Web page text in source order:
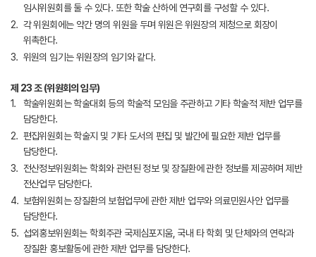
임시위원회를 둘 수 있다. 또한 학술 산하에 연구회를 구성할 수 있다.
각 위원회에는 약간 명의 위원을 두며 위원은 위원장의 제청으로 회장이
위촉한다.
위원의 임기는 위원장의 임기와 같다.
제 23 조 (위원회의 임무)
학술위원회는 학술대회 등의 학술적 모임을 주관하고 기타 학술적 제반 업무를
담당한다.
편집위원회는 학술지 및 기타 도서의 편집 및 발간에 필요한 제반 업무를
담당한다.
전산정보위원회는 학회와 관련된 정보 및 장질환에 관한 정보를 제공하며 제반
전산업무 담당한다.
보험위원회는 장질환의 보험업무에 관한 제반 업무와 의료민원사안 업무를
담당한다.
섭외홍보위원회는 학회주관 국제심포지움, 국내 타 학회 및 단체와의 연락과
장질환 홍보활동에 관한 제반 업무를 담당한다.